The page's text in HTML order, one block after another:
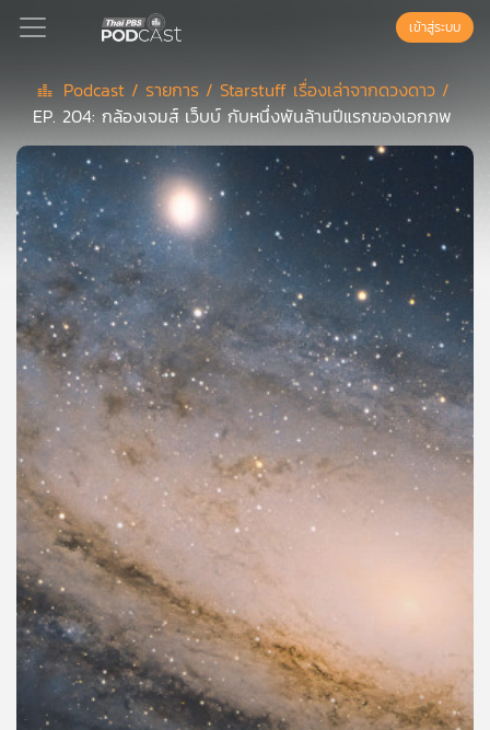
Podcast
เพล
ย์
ลิ
สต์
แนะนำ
เพล
ลิ
สต์
ของ
คุณ
เพลง
บทความ
เข้าสู่ระบบ
Podcast / รายการ / Starstuff เรื่องเล่าจากดวงดาว /
EP. 204: กล้องเจมส์ เว็บบ์ กับหนึ่งพันล้านปีแรกของเอกภพ